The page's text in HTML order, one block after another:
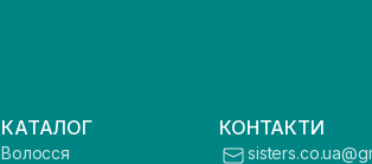
КАТАЛОГ
Волосся
КОНТАКТИ